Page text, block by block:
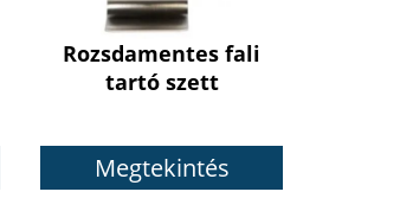
Rozsdamentes fali
tartó szett
Megtekintés